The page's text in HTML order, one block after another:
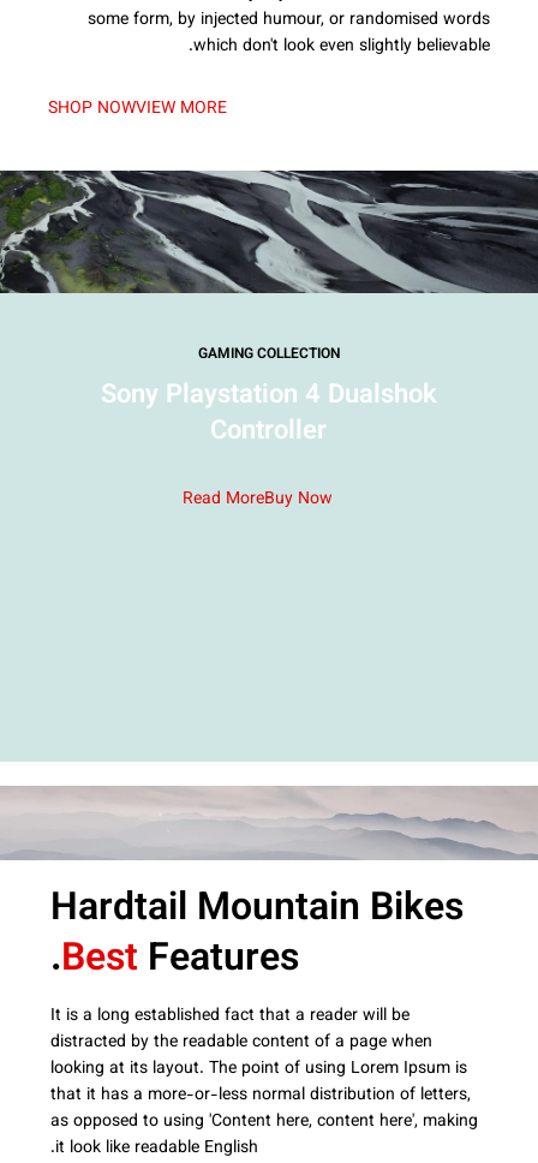
some form, by injected humour, or randomised words
which don't look even slightly believable.
VIEW MORE
SHOP NOW
GAMING COLLECTION
Sony Playstation 4 Dualshok
Controller
Buy Now
Read More
Hardtail Mountain Bikes
Best Features.
It is a long established fact that a reader will be
distracted by the readable content of a page when
looking at its layout. The point of using Lorem Ipsum is
that it has a more-or-less normal distribution of letters,
as opposed to using 'Content here, content here', making
it look like readable English.